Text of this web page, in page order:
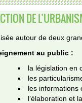
DE
autour de deux
au public :
la législation en
les
les informations
l’élaboration et